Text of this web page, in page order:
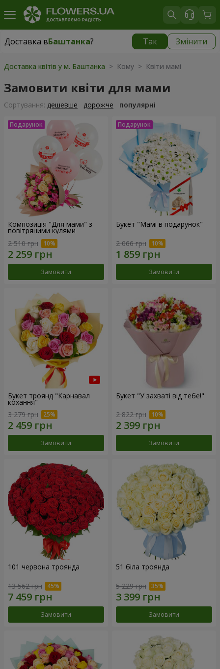
Доставка вБаштанка? Так Змінити
Доставка вБаштанка|
Доставка квітів у м. Баштанка > Кому > Квіти мамі
Замовити квіти для мами
Сортування: дешевше дорожче популярні
Композиція "Для мами" з
повітряними кулями
2 510 грн
Замовити
Букет "Мамі в подарунок"
2 066 грн
Замовити
Букет троянд "Карнавал
кохання"
3 279 грн
Замовити
Букет "У захваті від тебе!"
2 822 грн
Замовити
101 червона троянда
13 562 грн
Замовити
51 біла троянда
5 229 грн
Замовити